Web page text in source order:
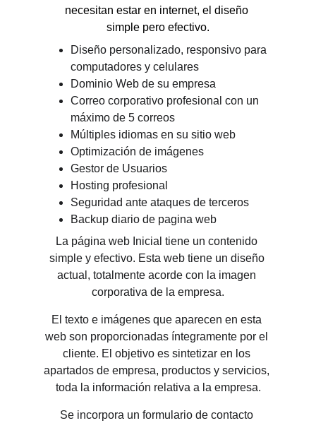
necesitan estar en internet, el diseño
simple pero efectivo.
Diseño personalizado, responsivo para
computadores y celulares
Dominio Web de su empresa
Correo corporativo profesional con un
máximo de 5 correos
Múltiples idiomas en su sitio web
Optimización de imágenes
Gestor de Usuarios
Hosting profesional
Seguridad ante ataques de terceros
Backup diario de pagina web
La página web Inicial tiene un contenido
simple y efectivo. Esta web tiene un diseño
actual, totalmente acorde con la imagen
corporativa de la empresa.
El texto e imágenes que aparecen en esta
web son proporcionadas íntegramente por el
cliente. El objetivo es sintetizar en los
apartados de empresa, productos y servicios,
toda la información relativa a la empresa.
Se incorpora un formulario de contacto